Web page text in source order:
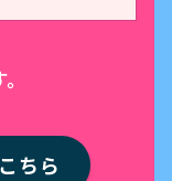
ちら